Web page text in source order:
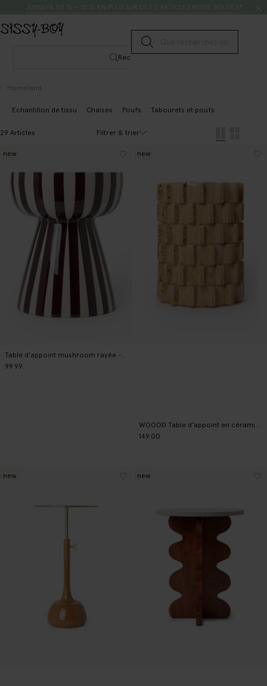
Lancer la recherche
Rechercher
Homeland
Echantillon de tissu Chaises Poufs Tabourets et poufs
29 Articles Filtrer & trier
99.99
new
149.00
new
new new